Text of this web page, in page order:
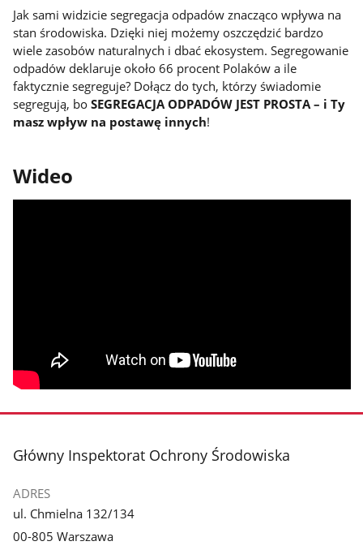
Jak sami widzicie segregacja odpadów znacząco wpływa na
stan środowiska. Dzięki niej możemy oszczędzić bardzo
wiele zasobów naturalnych i dbać ekosystem. Segregowanie
odpadów deklaruje około 66 procent Polaków a ile
faktycznie segreguje? Dołącz do tych, którzy świadomie
segregują, boSEGREGACJA ODPADÓW JEST PROSTA – i Ty
masz wpływ na postawę innych!
Wideo
stopka
Główny Inspektorat Ochrony Środowiska
ADRES
ul. Chmielna 132/134
00-805 Warszawa